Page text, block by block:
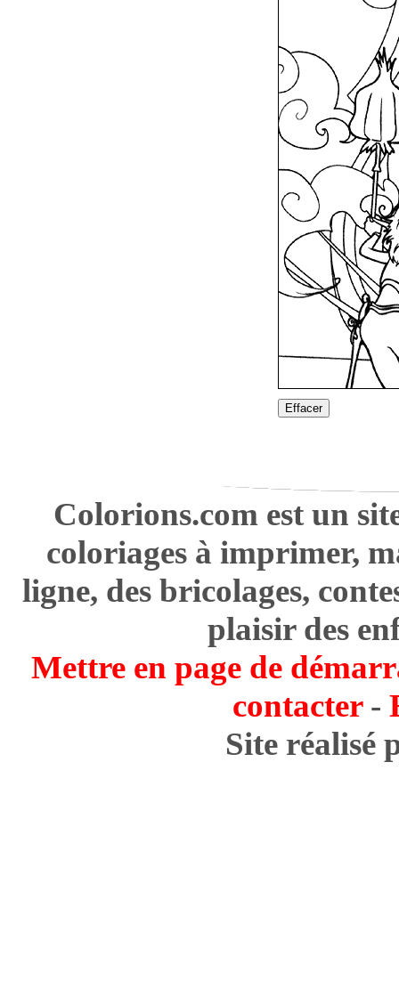
Effacer
Colorions.com est un
coloriages à imprimer,
ligne, des bricolages,
plaisir des
Mettre en page de
contacter-
Site réalisé